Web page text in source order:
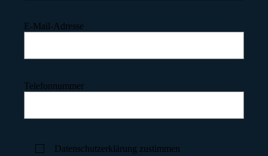
E-Mail-Adresse
Telefonnummer
Datenschutzerklärung zustimmen